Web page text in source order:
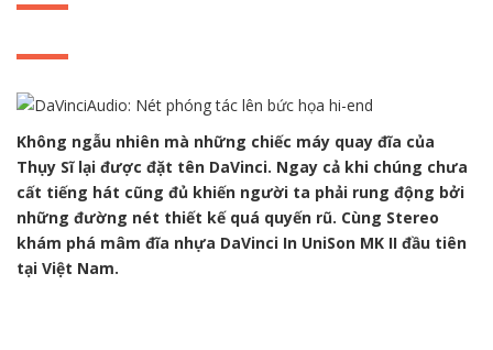
Không ngẫu nhiên mà những chiếc máy quay đĩa của
Thụy Sĩ lại được đặt tên DaVinci. Ngay cả khi chúng chưa
cất tiếng hát cũng đủ khiến người ta phải rung động bởi
những đường nét thiết kế quá quyến rũ. Cùng Stereo
khám phá mâm đĩa nhựa DaVinci In UniSon MK II đầu tiên
tại Việt Nam.